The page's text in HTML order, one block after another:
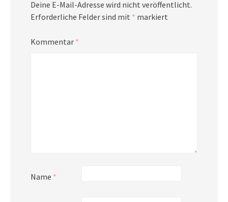
Deine E-Mail-Adresse wird nicht veröffentlicht.
Erforderliche Felder sind mit * markiert
Kommentar *
Name *